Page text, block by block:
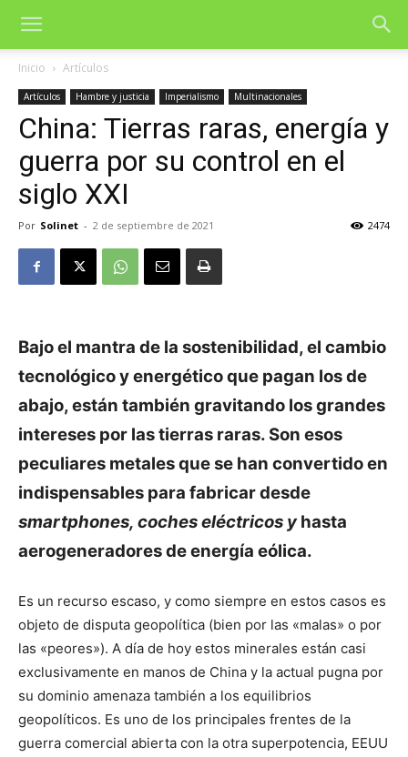
Inicio Artículos
Artículos Hambre y justicia Imperialismo Multinacionales
China: Tierras raras, energía y
guerra por su control en el
siglo XXI
Por Solinet - 2 de septiembre de 2021 2474
Bajo el mantra de la sostenibilidad, el cambio
tecnológico y energético que pagan los de
abajo, están también gravitando los grandes
intereses por las tierras raras. Son esos
peculiares metales que se han convertido en
indispensables para fabricar desde
smartphones, coches eléctricos yhasta
aerogeneradores de energía eólica.
Es un recurso escaso, y como siempre en estos casos es
objeto de disputa geopolítica (bien por las «malas» o por
las «peores»). A día de hoy estos minerales están casi
exclusivamente en manos de China y la actual pugna por
su dominio amenaza también a los equilibrios
geopolíticos. Es uno de los principales frentes de la
guerra comercial abierta con la otra superpotencia, EEUU